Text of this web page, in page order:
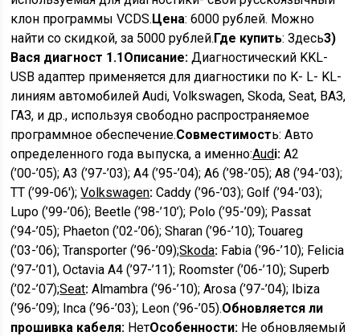
клон программы VCDS.Цена: 6000 рублей. Можно
найти со скидкой, за 5000 рублей.Где купить: Здесь3)
Вася диагност 1.1Описание: Диагностический KKL-
USB адаптер применяется для диагностики по K- L- KL-
линиям автомобилей Audi, Volkswagen, Skoda, Seat, ВАЗ,
ГАЗ, и др., используя свободно распространяемое
программное обеспечение.Совместимость: Авто
определенного года выпуска, а именно:Audi: A2
(’00-’05); A3 (’97-’03); A4 (’95-’04); A6 (’98-’05); A8 (’94-’03);
TT (’99-06′);Volkswagen: Caddy (’96-’03); Golf (’94-’03);
Lupo (’99-’06); Beetle (’98-’10’); Polo (’95-’09); Passat
(’94-’05); Phaeton (’02-’06); Sharan (’96-’10); Touareg
(’03-’06); Transporter (’96-’09);Skoda: Fabia (’96-’10); Felicia
(’97-’01), Octavia A4 (’97-’11); Roomster (’06-’10); Superb
(’02-’07);Seat: Almambra (’96-’10); Arosa (’97-’04); Ibiza
(’96-’09); Inca (’96-’03); Leon (’96-’05).Обновляется ли
прошивка кабеля: НетОсобенности: Не обновляемый